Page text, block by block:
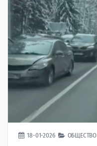
18-01-2026 ОБЩЕСТВО